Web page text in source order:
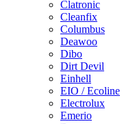
Clatronic
Cleanfix
Columbus
Deawoo
Dibo
Dirt Devil
Einhell
EIO / Ecoline
Electrolux
Emerio